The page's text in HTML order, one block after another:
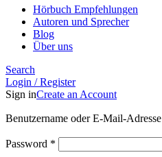
Hörbuch Empfehlungen
Autoren und Sprecher
Blog
Über uns
Search
Login / Register
Sign inCreate an Account
Benutzername oder E-Mail-Adresse
Password *